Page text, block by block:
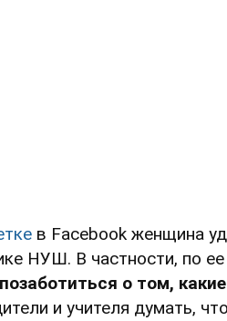
в Facebook женщина
НУШ. В частности, по
о том,
и учителя думать,